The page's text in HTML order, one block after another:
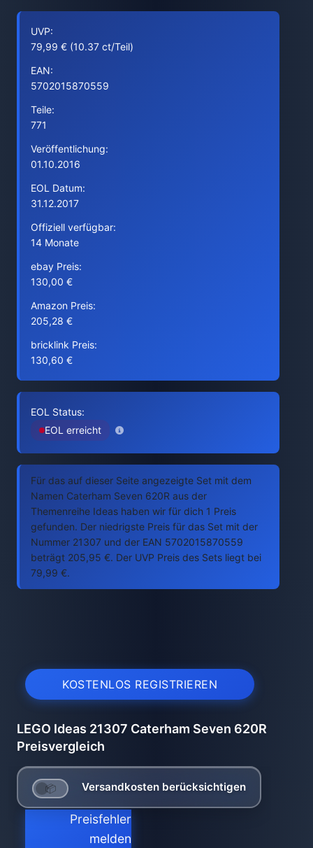
UVP:
79,99 € (10.37 ct/Teil)
EAN:
5702015870559
Teile:
771
Veröffentlichung:
01.10.2016
EOL Datum:
31.12.2017
Offiziell verfügbar:
14 Monate
ebay Preis:
130,00 €
Amazon Preis:
205,28 €
bricklink Preis:
130,60 €
EOL Status:
EOL erreicht
Für das auf dieser Seite angezeigte Set mit dem
Namen Caterham Seven 620R aus der
Themenreihe Ideas haben wir für dich 1 Preis
gefunden. Der niedrigste Preis für das Set mit der
Nummer 21307 und der EAN 5702015870559
beträgt 205,95 €. Der UVP Preis des Sets liegt bei
79,99 €.
KOSTENLOS REGISTRIEREN
LEGO Ideas 21307 Caterham Seven 620R
Preisvergleich
Versandkosten berücksichtigen
Preisfehler
melden